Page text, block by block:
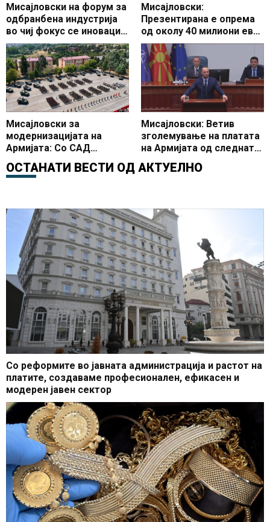
Мисајловски на форум за
одбранбена индустрија
во чиј фокус се иновации
и развој на одбранбената
индустрија
Мисајловски:
Презентирана е опрема
од околу 40 милиони евра
од три пакети за
модернизација на
Армијата
Мисајловски за
модернизацијата на
Армијата: Со САД
потпишавме договори од
околу 339 милиони евра
Мисајловски: Ветив
зголемување на платата
на Армијата од следната
година
ОСТАНАТИ ВЕСТИ ОД АКТУЕЛНО
Со реформите во јавната администрација и растот на
платите, создаваме професионален, ефикасен и
модерен јавен сектор